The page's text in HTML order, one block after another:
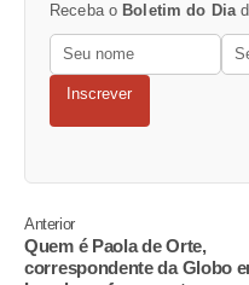
Receba o Boletim do Dia
Inscrever
Anterior
Quem é Paola de Orte,
correspondente da Globo